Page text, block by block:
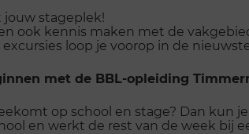
jouw stageplek!
ook kennis maken met de
excursies loop je voorop in de
met de BBL-opleiding
op school en stage? Dan kun
en werkt de rest van de week bij